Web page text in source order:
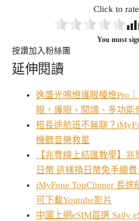
Click to
You must
按讚加入粉絲團
延伸閱讀
逸盛光鳴燈護眼檯燈Pro
眼，護眼、閱讀、多功能
搭長途航班不無聊？
機聽音樂救星
【兆豐線上結匯教學】
日幣 這樣換日幣免手續費
iMyFone TopClipper 長
可下載Youtube影片
中國上網eSIM首選 Saily